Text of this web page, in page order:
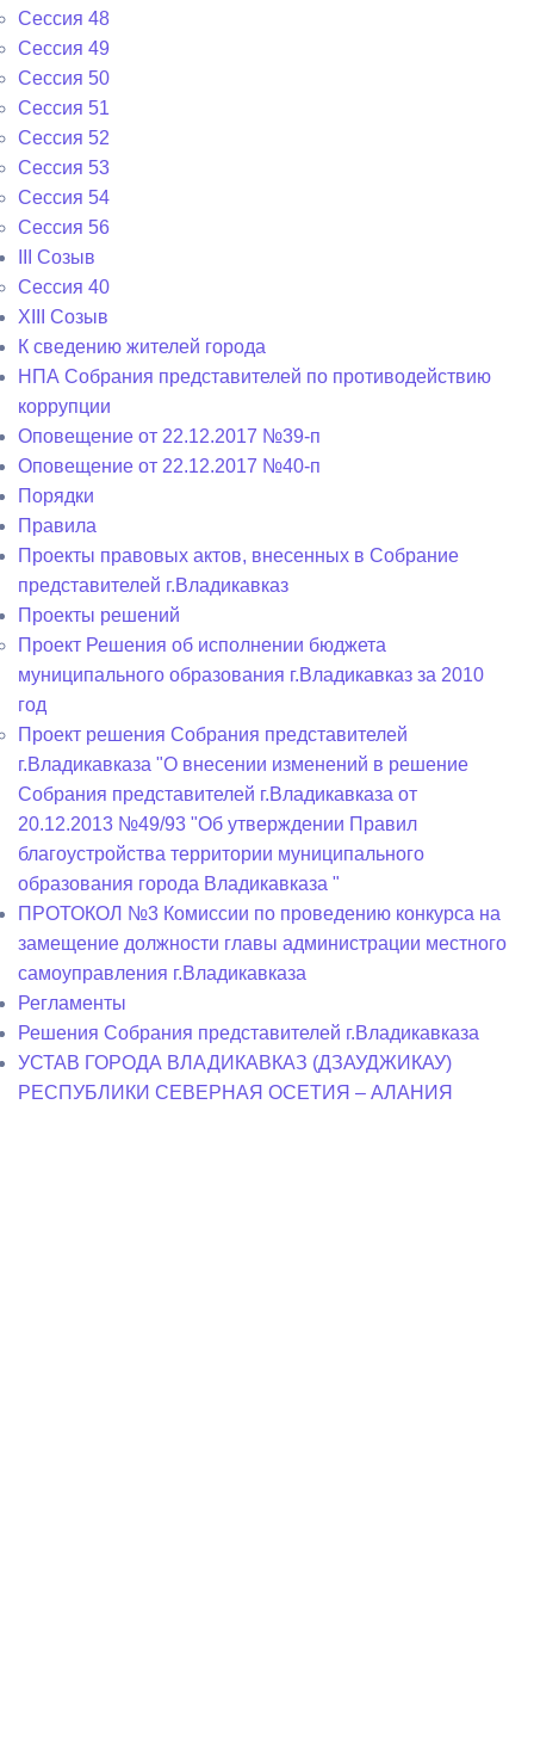
Сессия 48
Сессия 49
Сессия 50
Сессия 51
Сессия 52
Сессия 53
Сессия 54
Сессия 56
III Созыв
Сессия 40
XIII Созыв
К сведению жителей города
НПА Собрания представителей по противодействию
коррупции
Оповещение от 22.12.2017 №39-п
Оповещение от 22.12.2017 №40-п
Порядки
Правила
Проекты правовых актов, внесенных в Собрание
представителей г.Владикавказ
Проекты решений
Проект Решения об исполнении бюджета
муниципального образования г.Владикавказ за 2010
год
Проект решения Собрания представителей
г.Владикавказа "О внесении изменений в решение
Собрания представителей г.Владикавказа от
20.12.2013 №49/93 "Об утверждении Правил
благоустройства территории муниципального
образования города Владикавказа "
ПРОТОКОЛ №3 Комиссии по проведению конкурса на
замещение должности главы администрации местного
самоуправления г.Владикавказа
Регламенты
Решения Собрания представителей г.Владикавказа
УСТАВ ГОРОДА ВЛАДИКАВКАЗ (ДЗАУДЖИКАУ)
РЕСПУБЛИКИ СЕВЕРНАЯ ОСЕТИЯ – АЛАНИЯ